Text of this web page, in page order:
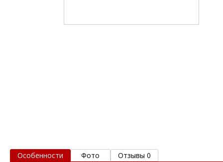
Особенности Фото Отзывы 0